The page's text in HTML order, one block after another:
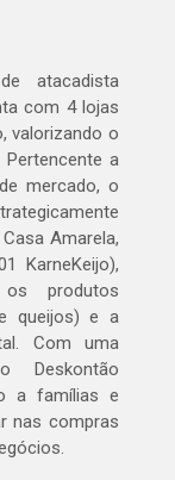
atacadista
com 4 lojas
valorizando o
a
mercado, o
Amarela,
KarneKeijo),
produtos
queijos) e a
Com uma
Deskontão
a famílias e
nas compras